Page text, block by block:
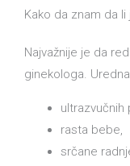
Kako da znam da
Najvažnije je da
ginekologa.
ultrazvučnih
rasta bebe,
srčane